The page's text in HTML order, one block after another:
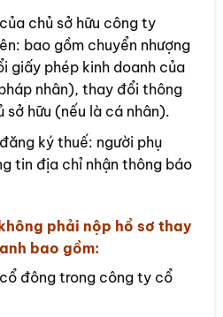
chủ sở hữu công ty
bao gồm chuyển nhượng
giấy phép kinh doanh của
nhân), thay đổi thông
sở hữu (nếu là cá nhân).
ký thuế: người phụ
tin địa chỉ nhận thông báo
phải nộp hồ sơ thay
bao gồm:
đông trong công ty cổ